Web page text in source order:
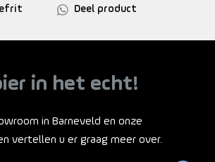
Deel product
in het echt!
in Barneveld en onze
vertellen u er graag meer over.